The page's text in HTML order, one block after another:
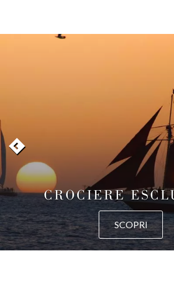
CROCIERE
SCOPRI